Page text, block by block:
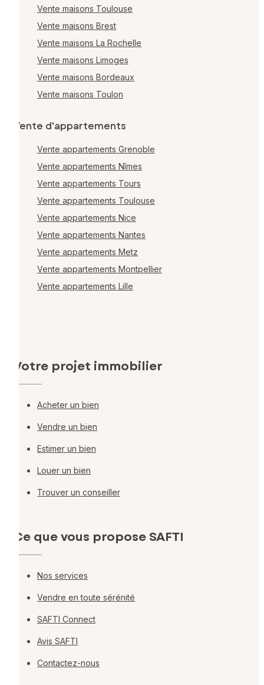
Vente maisons Toulouse
Vente maisons Brest
Vente maisons La Rochelle
Vente maisons Limoges
Vente maisons Bordeaux
Vente maisons Toulon
Vente d'appartements
Vente appartements Grenoble
Vente appartements Nîmes
Vente appartements Tours
Vente appartements Toulouse
Vente appartements Nice
Vente appartements Nantes
Vente appartements Metz
Vente appartements Montpellier
Vente appartements Lille
Votre projet immobilier
Acheter un bien
Vendre un bien
Estimer un bien
Louer un bien
Trouver un conseiller
Ce que vous propose SAFTI
Nos services
Vendre en toute sérénité
SAFTI Connect
Avis SAFTI
Contactez-nous